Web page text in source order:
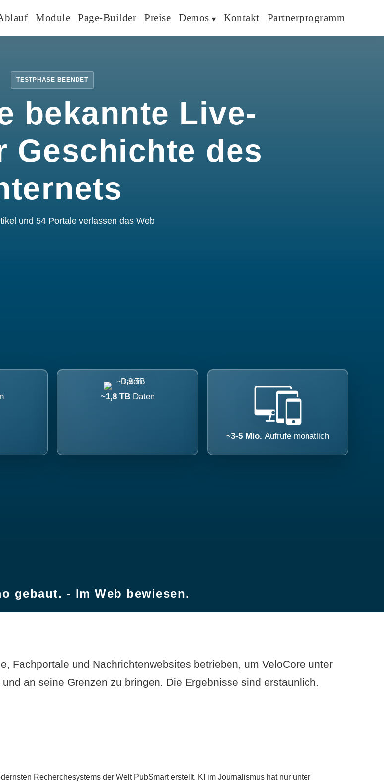
Module Page-Builder Preise Demos Kontakt Partnerprogramm
TESTPHASE BEENDET
bekannte Live-
Geschichte des
und 54 Portale verlassen das Web
~1,8 TB Daten
~3-5 Mio.Aufrufe monatlich
gebaut. - Im Web bewiesen.
Fachportale und Nachrichtenwebsites betrieben, um VeloCore unter
an seine Grenzen zu bringen. Die Ergebnisse sind erstaunlich.
Recherchesystems der Welt PubSmart erstellt. KI im Journalismus hat nur unter